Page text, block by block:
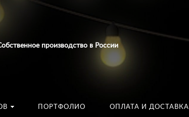
производство в России
ПОРТФОЛИО ОПЛАТА И ДОСТАВКА